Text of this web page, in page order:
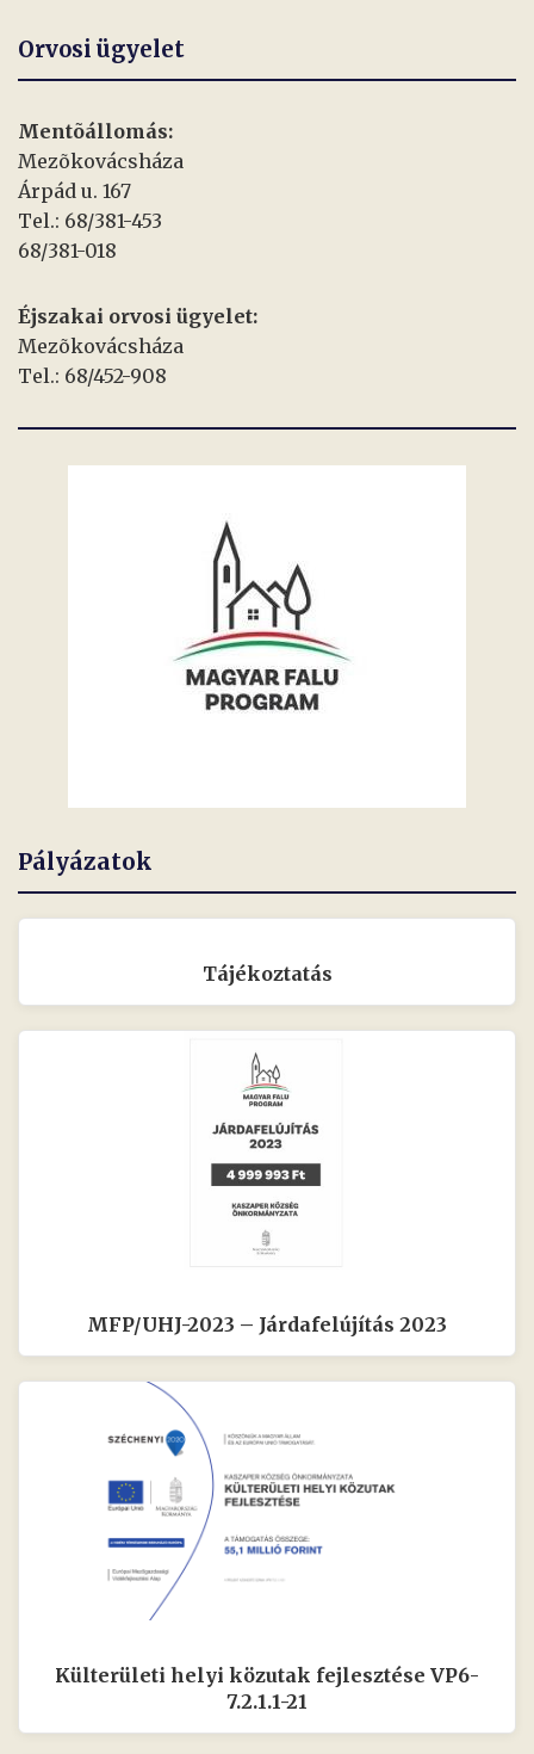
Orvosi ügyelet
Mentõállomás:
Mezõkovácsháza
Árpád u. 167
Tel.: 68/381-453
68/381-018
Éjszakai orvosi ügyelet:
Mezõkovácsháza
Tel.: 68/452-908
Pályázatok
Tájékoztatás
MFP/UHJ-2023 – Járdafelújítás 2023
Külterületi helyi közutak fejlesztése VP6-
7.2.1.1-21